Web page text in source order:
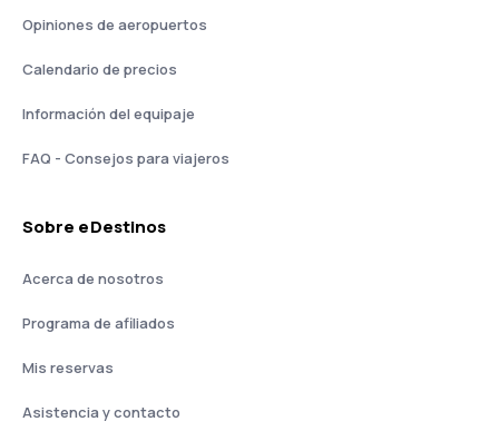
Opiniones de aeropuertos
Calendario de precios
Información del equipaje
FAQ - Consejos para viajeros
Sobre eDestinos
Acerca de nosotros
Programa de afiliados
Mis reservas
Asistencia y contacto